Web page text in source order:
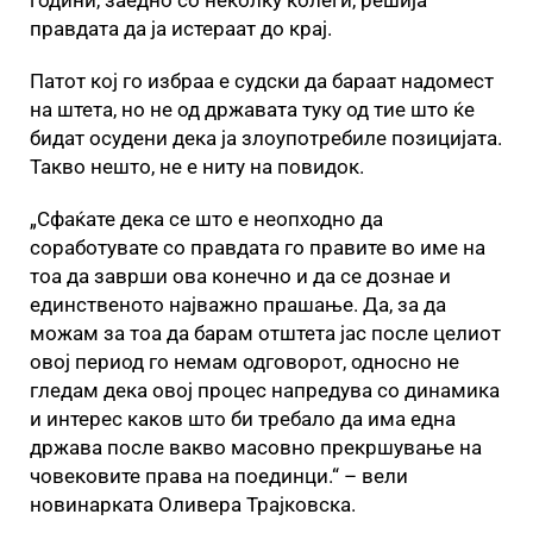
правдата да ја истераат до крај.
Патот кој го избраа е судски да бараат надомест
на штета, но не од државата туку од тие што ќе
бидат осудени дека ја злоупотребиле позицијата.
Такво нешто, не е ниту на повидок.
„Сфаќате дека се што е неопходно да
соработувате со правдата го правите во име на
тоа да заврши ова конечно и да се дознае и
единственото најважно прашање. Да, за да
можам за тоа да барам отштета јас после целиот
овој период го немам одговорот, односно не
гледам дека овој процес напредува со динамика
и интерес каков што би требало да има една
држава после вакво масовно прекршување на
човековите права на поединци.“ – вели
новинарката Оливера Трајковска.